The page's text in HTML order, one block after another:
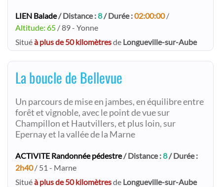
LIEN Balade/ Distance :8/ Durée :02:00:00/
Altitude: 65 / 89 - Yonne
Situéà plus de 50 kilomètresde Longueville-sur-Aube
La boucle de Bellevue
Un parcours de mise en jambes, en équilibre entre
forêt et vignoble, avec le point de vue sur
Champillon et Hautvillers, et plus loin, sur
Epernay et la vallée de la Marne
ACTIVITE Randonnée pédestre/ Distance :8/ Durée :
2h40/ 51 - Marne
Situéà plus de 50 kilomètresde Longueville-sur-Aube